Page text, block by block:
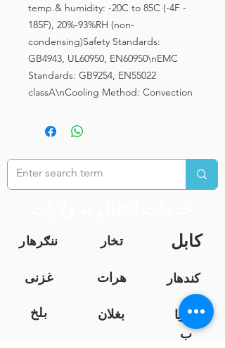
temp.& humidity: -20C to 85C (-4F -
185F), 20%-93%RH (non-
condensing)Safety Standards:
GB4943, UL60950, EN60950\nEMC
Standards: GB9254, EN55022
classA\nCooling Method: Convection
ننګرهار تخار کابل
غزنی هرات
کندهار
بلخ
بغلان
فاریا
ب